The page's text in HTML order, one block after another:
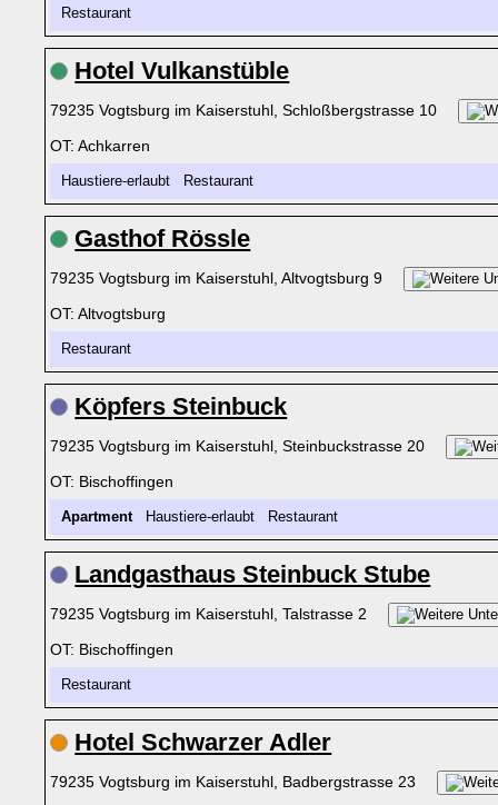
Restaurant
Hotel Vulkanstüble
79235 Vogtsburg im Kaiserstuhl, Schloßbergstrasse 10
OT: Achkarren
Haustiere-erlaubt Restaurant
Gasthof Rössle
79235 Vogtsburg im Kaiserstuhl, Altvogtsburg 9
OT: Altvogtsburg
Restaurant
Köpfers Steinbuck
79235 Vogtsburg im Kaiserstuhl, Steinbuckstrasse 20
OT: Bischoffingen
ApartmentHaustiere-erlaubt Restaurant
Landgasthaus Steinbuck Stube
79235 Vogtsburg im Kaiserstuhl, Talstrasse 2
OT: Bischoffingen
Restaurant
Hotel Schwarzer Adler
79235 Vogtsburg im Kaiserstuhl, Badbergstrasse 23